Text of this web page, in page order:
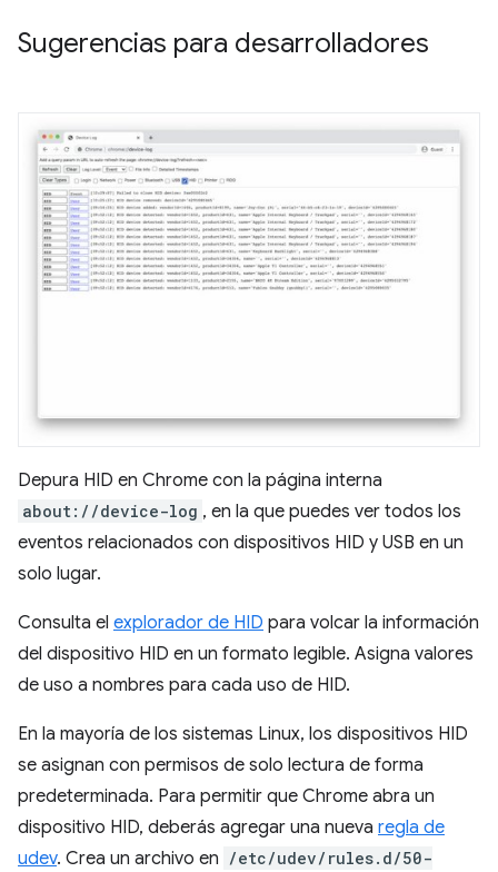
Sugerencias para desarrolladores
Depura HID en Chrome con la página interna
about://device-log , en la que puedes ver todos los
eventos relacionados con dispositivos HID y USB en un
solo lugar.
Consulta el explorador de HID para volcar la información
del dispositivo HID en un formato legible. Asigna valores
de uso a nombres para cada uso de HID.
En la mayoría de los sistemas Linux, los dispositivos HID
se asignan con permisos de solo lectura de forma
predeterminada. Para permitir que Chrome abra un
dispositivo HID, deberás agregar una nueva regla de
udev. Crea un archivo en /etc/udev/rules.d/50-